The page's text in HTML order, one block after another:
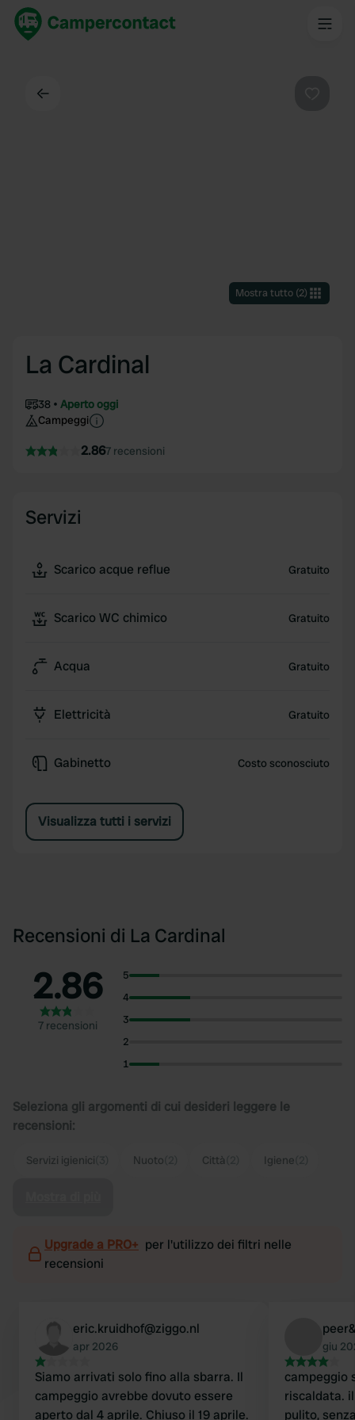
Mostra tutto(2)
La Cardinal
38
Aperto oggi
Campeggi
2.867 recensioni
Servizi
Scarico acque reflue Gratuito
Scarico WC chimico Gratuito
Acqua Gratuito
Elettricità Gratuito
Gabinetto Costo sconosciuto
Visualizza tutti i servizi
Recensioni di La Cardinal
2.86
7 recensioni
5
4
3
2
1
Seleziona gli argomenti di cui desideri leggere le
recensioni:
Servizi igienici Nuoto Città Igiene
Upgrade a PRO+ per l'utilizzo dei filtri nelle
recensioni
eric.kruidhof@ziggo.nl
apr 2026
Siamo arrivati solo fino alla sbarra. Il
campeggio avrebbe dovuto essere
aperto dal 4 aprile. Chiuso il 19 aprile.
giu
campeggio
riscaldata.
pulito,